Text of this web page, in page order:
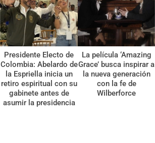
Presidente Electo de
Colombia: Abelardo de
la Espriella inicia un
retiro espiritual con su
gabinete antes de
asumir la presidencia
La película ‘Amazing
Grace’ busca inspirar a
la nueva generación
con la fe de
Wilberforce